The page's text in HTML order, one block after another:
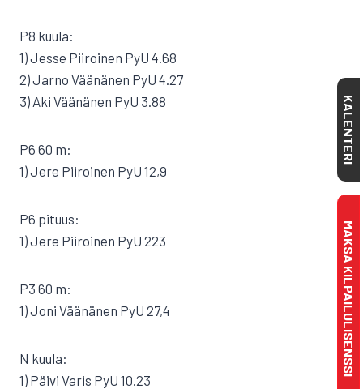
P8 kuula:
1) Jesse Piiroinen PyU 4.68
2) Jarno Väänänen PyU 4.27
3) Aki Väänänen PyU 3.88
P6 60 m:
1) Jere Piiroinen PyU 12,9
P6 pituus:
1) Jere Piiroinen PyU 223
P3 60 m:
1) Joni Väänänen PyU 27,4
N kuula:
1) Päivi Varis PyU 10.23
KALENTERI
MAKSA KILPAILULISENSSI